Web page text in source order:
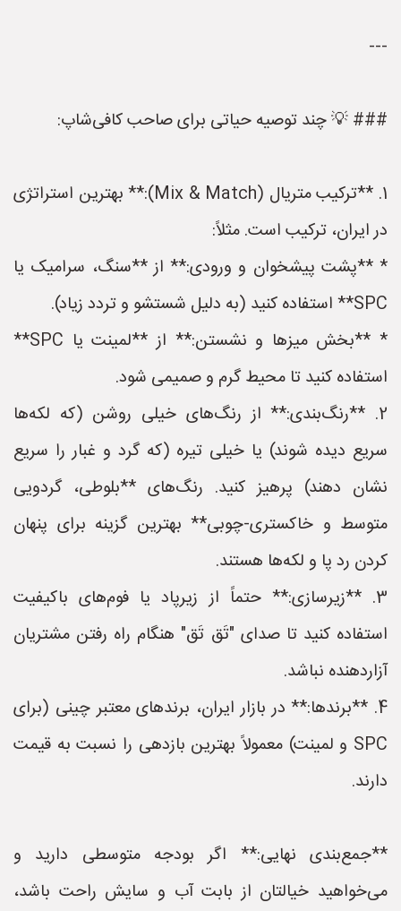
---
### 💡 چند توصیه حیاتی برای صاحب کافی‌شاپ:
1. **ترکیب متریال (Mix & Match):** بهترین استراتژی
در ایران، ترکیب است. مثلاً:
* **پشت پیشخوان و ورودی:** از **سنگ، سرامیک یا
SPC** استفاده کنید (به دلیل شستشو و تردد زیاد).
* **بخش میزها و نشستن:** از **لمینت یا SPC**
استفاده کنید تا محیط گرم و صمیمی شود.
2. **رنگ‌بندی:** از رنگ‌های خیلی روشن (که لکه‌ها
سریع دیده شوند) یا خیلی تیره (که گرد و غبار را سریع
نشان دهند) پرهیز کنید. رنگ‌های **بلوطی، گردویی
متوسط و خاکستری-چوبی** بهترین گزینه برای پنهان
کردن رد پا و لکه‌ها هستند.
3. **زیرسازی:** حتماً از زیرپاد یا فوم‌های باکیفیت
استفاده کنید تا صدای "تَق تَق" هنگام راه رفتن مشتریان
آزاردهنده نباشد.
4. **برندها:** در بازار ایران، برندهای معتبر چینی (برای
SPC و لمینت) معمولاً بهترین بازدهی را نسبت به قیمت
دارند.
**جمع‌بندی نهایی:** اگر بودجه متوسطی دارید و
می‌خواهید خیالتان از بابت آب و سایش راحت باشد،